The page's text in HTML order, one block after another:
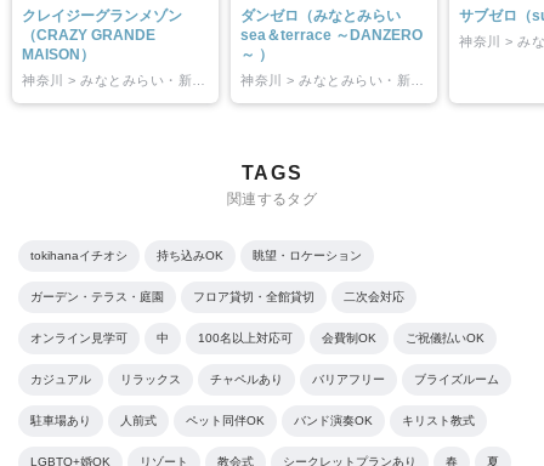
クレイジーグランメゾン
（CRAZY GRANDE
MAISON）
ダンゼロ（みなとみらい
sea＆terrace ～DANZERO
～ ）
サブゼロ（
TAGS
関連するタグ
tokihanaイチオシ 持ち込みOK 眺望・ロケーション
ガーデン・テラス・庭園 フロア貸切・全館貸切 二次会対応
オンライン見学可 中 100名以上対応可 会費制OK ご祝儀払いOK
カジュアル リラックス チャペルあり バリアフリー ブライズルーム
駐車場あり 人前式 ペット同伴OK バンド演奏OK キリスト教式
LGBTQ+婚OK リゾート 教会式 シークレットプランあり 春 夏